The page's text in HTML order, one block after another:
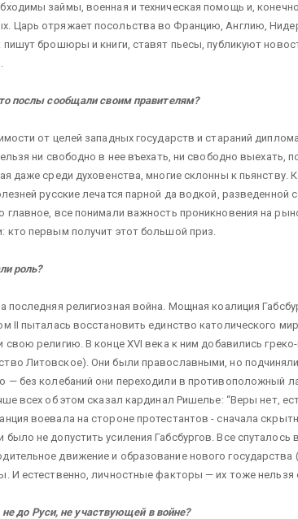
займы, военная и техническая помощь и,
Царь отряжает посольства во Францию, Англию,
брошюры и книги, ставят пьесы, публикуют
послы сообщали своим правителям?
от целей западных государств и стараний
ни свободно в нее въехать, ни свободно выехать,
даже среди духовенства, многие склонны к пьянству.
русские лечатся парной да водкой,
главное, все понимали важность проникновения на
кто первым получит этот большой приз.
роль?
последняя религиозная война. Мощная коалиция
II пыталась восстановить единство католического
религию. В конце XVI века к ним добавились
Литовское). Они были православными, но
— без колебаний они переходили в противоположный
всех об этом сказал кардинал Ришелье: “Веры нет,
воевала на стороне протестантов - сначала
не допустить усиления Габсбургов. Все спуталось
движение и образование нового
И естественно, личностные факторы — их тоже нельзя
не до Руси, не участвующей в войне?